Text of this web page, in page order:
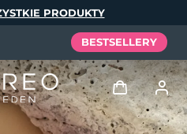
PRODUKTY
BESTSELLERY